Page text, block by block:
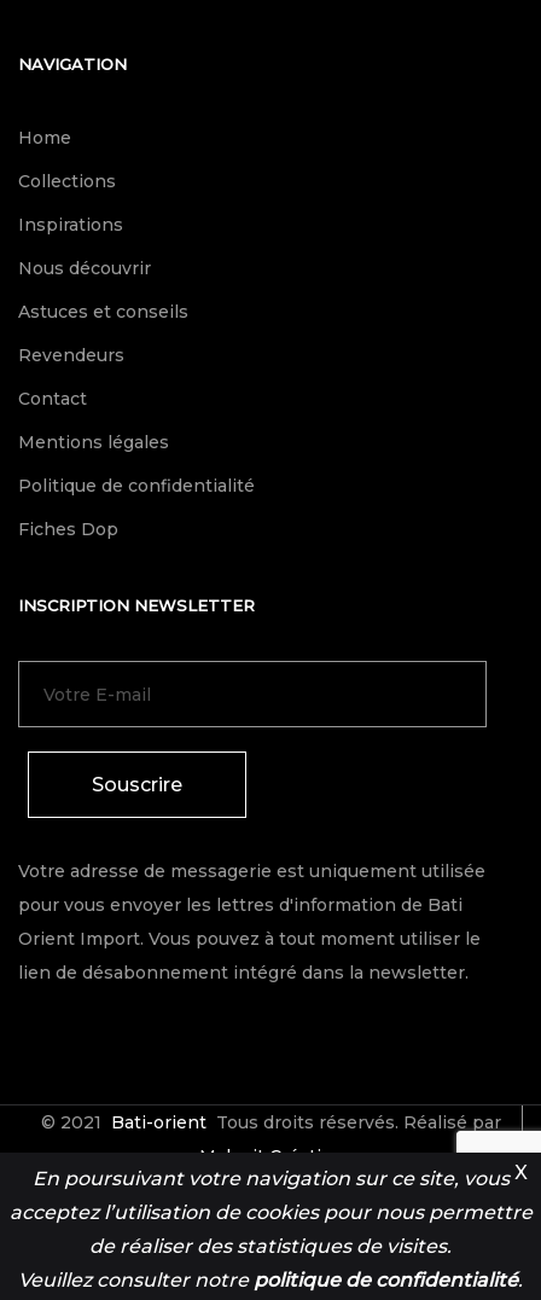
NAVIGATION
Home
Collections
Inspirations
Nous découvrir
Astuces et conseils
Revendeurs
Contact
Mentions légales
Politique de confidentialité
Fiches Dop
INSCRIPTION NEWSLETTER
Souscrire
Votre adresse de messagerie est uniquement utilisée
pour vous envoyer les lettres d'information de Bati
Orient Import. Vous pouvez à tout moment utiliser le
lien de désabonnement intégré dans la newsletter.
© 2021 Bati-orient Tous droits réservés. Réalisé par
Make it Créative
Contact Espace Pro
En poursuivant votre navigation sur ce site, vous
acceptez l’utilisation de cookies pour nous permettre
de réaliser des statistiques de visites.
Veuillez consulter notre politique de confidentialité.
X